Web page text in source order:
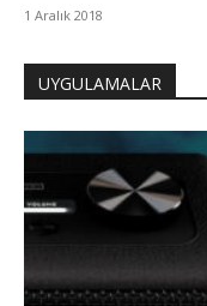
1 Aralık 2018
UYGULAMALAR